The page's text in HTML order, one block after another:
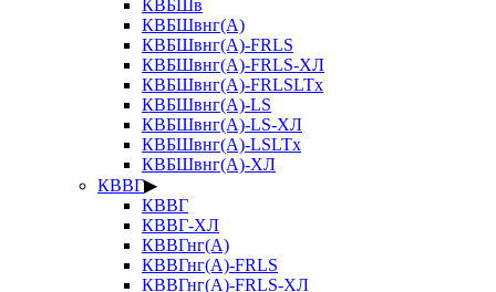
КВБШв
КВБШвнг(А)
КВБШвнг(А)-FRLS
КВБШвнг(А)-FRLS-ХЛ
КВБШвнг(А)-FRLSLTx
КВБШвнг(А)-LS
КВБШвнг(А)-LS-ХЛ
КВБШвнг(А)-LSLTx
КВБШвнг(А)-ХЛ
КВВГ▶
КВВГ
КВВГ-ХЛ
КВВГнг(А)
КВВГнг(А)-FRLS
КВВГнг(А)-FRLS-ХЛ